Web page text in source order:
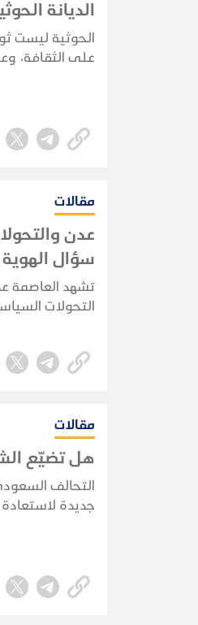
الديانة
الحوثية ليست
على الثقافة،
مقالات
عدن
سؤال
التحولات
المدينة
مقالات
هل تضيّع
التحالف
جديدة